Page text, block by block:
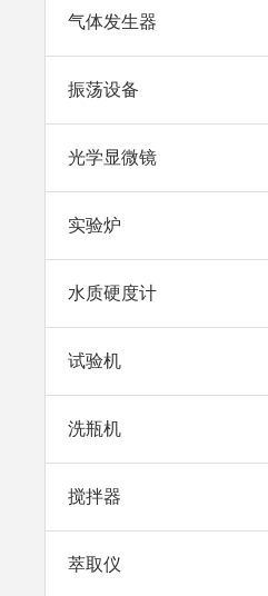
气体发生器
振荡设备
光学显微镜
实验炉
水质硬度计
试验机
洗瓶机
搅拌器
萃取仪